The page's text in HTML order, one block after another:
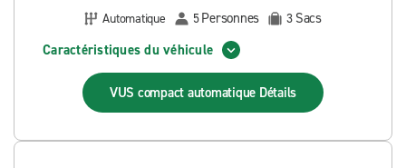
Automatique
5Personnes 3 Sacs
Caractéristiques du véhicule
VUS compact automatique Détails